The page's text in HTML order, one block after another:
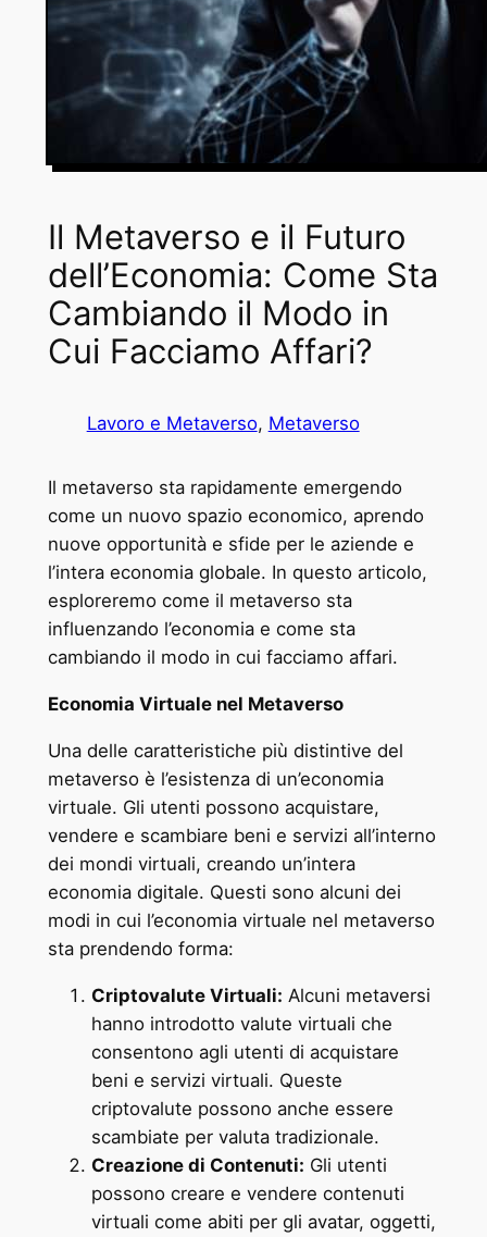
Il Metaverso e il Futuro
dell’Economia: Come Sta
Cambiando il Modo in
Cui Facciamo Affari?
Lavoro e Metaverso, Metaverso
Il metaverso sta rapidamente emergendo
come un nuovo spazio economico, aprendo
nuove opportunità e sfide per le aziende e
l’intera economia globale. In questo articolo,
esploreremo come il metaverso sta
influenzando l’economia e come sta
cambiando il modo in cui facciamo affari.
Economia Virtuale nel Metaverso
Una delle caratteristiche più distintive del
metaverso è l’esistenza di un’economia
virtuale. Gli utenti possono acquistare,
vendere e scambiare beni e servizi all’interno
dei mondi virtuali, creando un’intera
economia digitale. Questi sono alcuni dei
modi in cui l’economia virtuale nel metaverso
sta prendendo forma:
Criptovalute Virtuali: Alcuni metaversi
hanno introdotto valute virtuali che
consentono agli utenti di acquistare
beni e servizi virtuali. Queste
criptovalute possono anche essere
scambiate per valuta tradizionale.
Creazione di Contenuti: Gli utenti
possono creare e vendere contenuti
virtuali come abiti per gli avatar, oggetti,